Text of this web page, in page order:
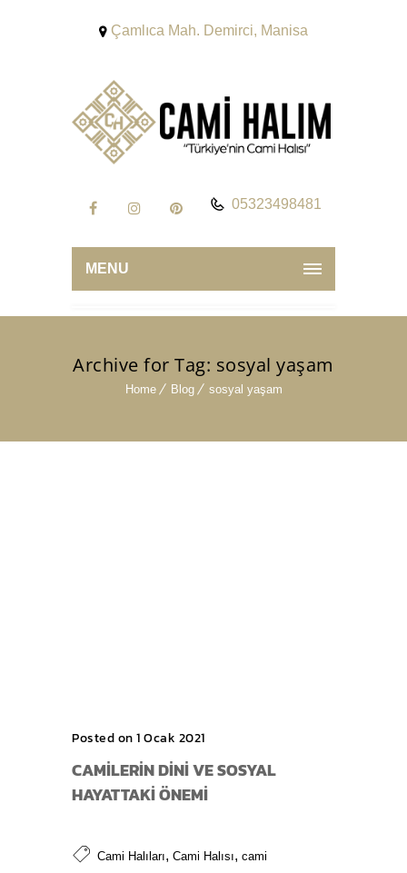
Çamlıca Mah. Demirci, Manisa
05323498481
MENU
Archive for Tag: sosyal yaşam
Home Blog sosyal yaşam
Posted on 1 Ocak 2021
CAMILERIN DINI VE SOSYAL
HAYATTAKI ÖNEMI
Cami Halıları, Cami Halısı, cami